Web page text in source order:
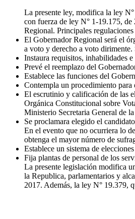
La presente ley, modifica la ley
con fuerza de ley N° 1-19.175,
Regional. Principales regulaciones
El Gobernador Regional será el
a voto y derecho a voto
Instaura requisitos, inhabilidades
Prevé el reemplazo del
Establece las funciones del
Contempla un procedimiento para
El escrutinio y calificación de las
Orgánica Constitucional sobre
Ministerio Secretaria General de
Se proclamara elegido el
En el evento que no ocurriera lo
obtenga el mayor número de
Establece un sistema de
Fija plantas de personal de los
La presente legislación modifica
la Republica, parlamentarios y
2017. Además, la ley N° 19.379,